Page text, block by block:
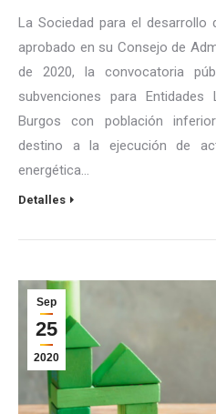
La Sociedad para el
aprobado en su Consejo de
de 2020, la convocatoria
subvenciones para
Burgos con población
destino a la ejecución de
energética…
Detalles
Sep
25
2020